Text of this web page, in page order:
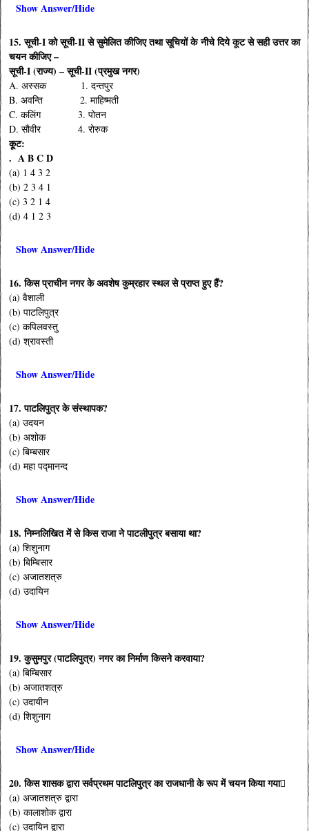
Show Answer/Hide
15. सूची-I को सूची-II से सुमेलित कीजिए तथा सूचियों के नीचे दिये कूट से सही उत्तर का
चयन कीजिए –
सूची-I (राज्य) – सूची-II (प्रमुख नगर)
A. अस्सक 1. दन्तपुर
B. अवन्ति 2. माहिष्मती
C. कलिंग 3. पोतन
D. सौवीर 4. रोरुक
कूट:
. A B C D
(a) 1 4 3 2
(b) 2 3 4 1
(c) 3 2 1 4
(d) 4 1 2 3
Show Answer/Hide
16. किस प्राचीन नगर के अवशेष कुम्रहार स्थल से प्राप्त हुए हैं?
(a) वैशाली
(b) पाटलिपुत्र
(c) कपिलवस्तु
(d) श्रावस्ती
Show Answer/Hide
17. पाटलिपुत्र के संस्थापक?
(a) उदयन
(b) अशोक
(c) बिम्बसार
(d) महा पद्मानन्द
Show Answer/Hide
18. निम्नलिखित में से किस राजा ने पाटलीपुत्र बसाया था?
(a) शिशुनाग
(b) बिम्बिसार
(c) अजातशत्रु
(d) उदायिन
Show Answer/Hide
19. कुसुमपुर (पाटलिपुत्र) नगर का निर्माण किसने करवाया?
(a) बिम्बिसार
(b) अजातशत्रु
(c) उदायीन
(d) शिशुनाग
Show Answer/Hide
20. किस शासक द्वारा सर्वप्रथम पाटलिपुत्र का राजधानी के रूप में चयन किया गया
(a) अजातशत्रु द्वारा
(b) कालाशोक द्वारा
(c) उदायिन द्वारा